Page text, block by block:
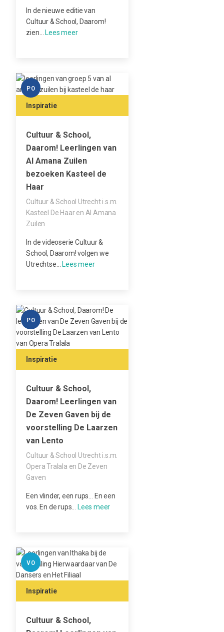
In de nieuwe editie van
Cultuur & School, Daarom!
zien…
PO
Inspiratie
Cultuur & School,
Daarom! Leerlingen van
Al Amana Zuilen
bezoeken Kasteel de
Haar
Cultuur & School Utrecht i.s.m.
Kasteel De Haar en Al Amana
Zuilen
In de videoserie Cultuur &
School, Daarom! volgen we
Utrechtse…
PO
Inspiratie
Cultuur & School,
Daarom! Leerlingen van
De Zeven Gaven bij de
voorstelling De Laarzen
van Lento
Cultuur & School Utrecht i.s.m.
Opera Tralala en De Zeven
Gaven
Een vlinder, een rups… En een
vos. En de rups…
VO
Inspiratie
Cultuur & School,